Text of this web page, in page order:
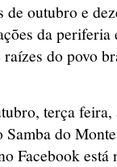
de outubro e
da
do povo
terça
Samba do
Facebook está